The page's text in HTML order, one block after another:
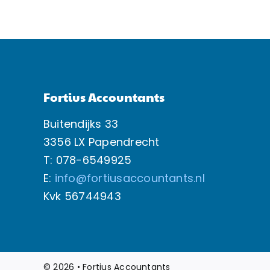
Fortius Accountants
Buitendijks 33
3356 LX Papendrecht
T: 078-6549925
E: info@fortiusaccountants.nl
Kvk 56744943
© 2026 • Fortius Accountants